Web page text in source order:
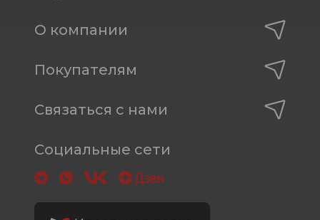
О компании
Покупателям
Связаться с нами
Социальные сети